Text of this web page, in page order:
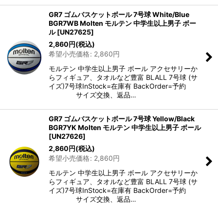
GR7 ゴムバスケットボール 7号球 White/Blue
BGR7WB Molten モルテン 中学生以上男子 ボー
ル [UN27625]
2,860円(税込)
希望小売価格: 2,860円
モルテン 中学生以上男子 ボール アクセサリーか
らフィギュア、タオルなど豊富 BLALL 7号球 (サ
イズ)7号球InStock=在庫有 BackOrder=予約
サイズ交換、返品…
GR7 ゴムバスケットボール 7号球 Yellow/Black
BGR7YK Molten モルテン 中学生以上男子 ボール
[UN27626]
2,860円(税込)
希望小売価格: 2,860円
モルテン 中学生以上男子 ボール アクセサリーか
らフィギュア、タオルなど豊富 BLALL 7号球 (サ
イズ)7号球InStock=在庫有 BackOrder=予約
サイズ交換、返品…